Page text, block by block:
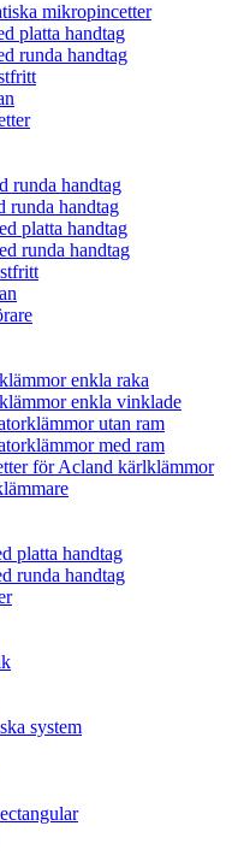
mikropincetter
platta handtag
runda handtag
runda handtag
runda handtag
platta handtag
runda handtag
enkla raka
enkla vinklade
utan ram
med ram
för Acland kärlklämmor
platta handtag
runda handtag
system